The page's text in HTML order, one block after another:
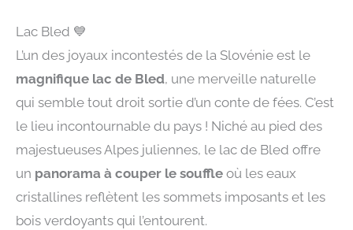
Lac Bled 💙
L’un des joyaux incontestés de la Slovénie est le
magnifique lac de Bled, une merveille naturelle
qui semble tout droit sortie d’un conte de fées. C’est
le lieu incontournable du pays ! Niché au pied des
majestueuses Alpes juliennes, le lac de Bled offre
un panorama à couper le souffle où les eaux
cristallines reflètent les sommets imposants et les
bois verdoyants qui l’entourent.